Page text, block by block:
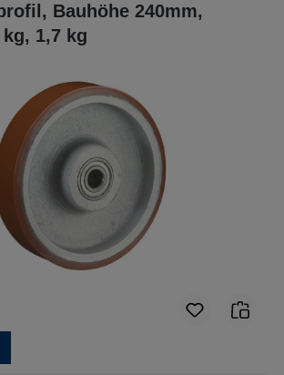
Bauhöhe 240mm,
1,7 kg